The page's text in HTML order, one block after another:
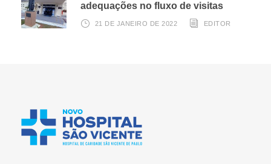
adequações no fluxo de visitas
21 DE JANEIRO DE 2022 EDITOR